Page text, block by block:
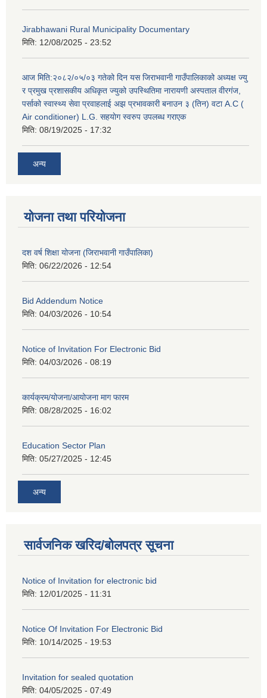
Jirabhawani Rural Municipality Documentary
मिति: 12/08/2025 - 23:52
आज मिति:२०८२/०५/०३ गतेको दिन यस जिराभवानी गाउँपालिकाको अध्यक्ष ज्यु
र प्रमुख प्रशासकीय अधिकृत ज्युको उपस्थितिमा नारायणी अस्पताल वीरगंज,
पर्साको स्वास्थ्य सेवा प्रवाहलाई अझ प्रभावकारी बनाउन ३ (तिन) वटा A.C (
Air conditioner) L.G. सहयाेग स्वरुप उपलब्ध गराएक
मिति: 08/19/2025 - 17:32
अन्य
योजना तथा परियोजना
दश वर्ष शिक्षा योजना (जिराभवानी गाउँपालिका)
मिति: 06/22/2026 - 12:54
Bid Addendum Notice
मिति: 04/03/2026 - 10:54
Notice of Invitation For Electronic Bid
मिति: 04/03/2026 - 08:19
कार्यक्रम/योजना/आयोजना माग फारम
मिति: 08/28/2025 - 16:02
Education Sector Plan
मिति: 05/27/2025 - 12:45
अन्य
सार्वजनिक खरिद/बोलपत्र सूचना
Notice of Invitation for electronic bid
मिति: 12/01/2025 - 11:31
Notice Of Invitation For Electronic Bid
मिति: 10/14/2025 - 19:53
Invitation for sealed quotation
मिति: 04/05/2025 - 07:49